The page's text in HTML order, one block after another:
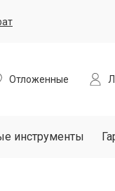
Отложенные
инструменты